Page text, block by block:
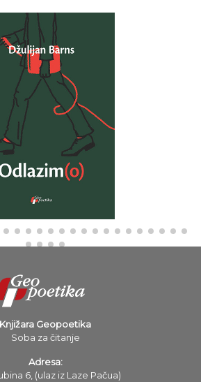
Knjižara Geopoetika
Soba za čitanje
Adresa:
6, (ulaz iz Laze Pačua)